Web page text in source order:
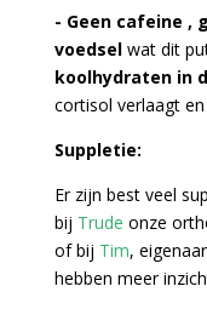
- Geen cafeine ,
voedsel wat dit
koolhydraten in
cortisol verlaagt
Suppletie:
Er zijn best veel
bij Trude onze
of bij Tim,
hebben meer